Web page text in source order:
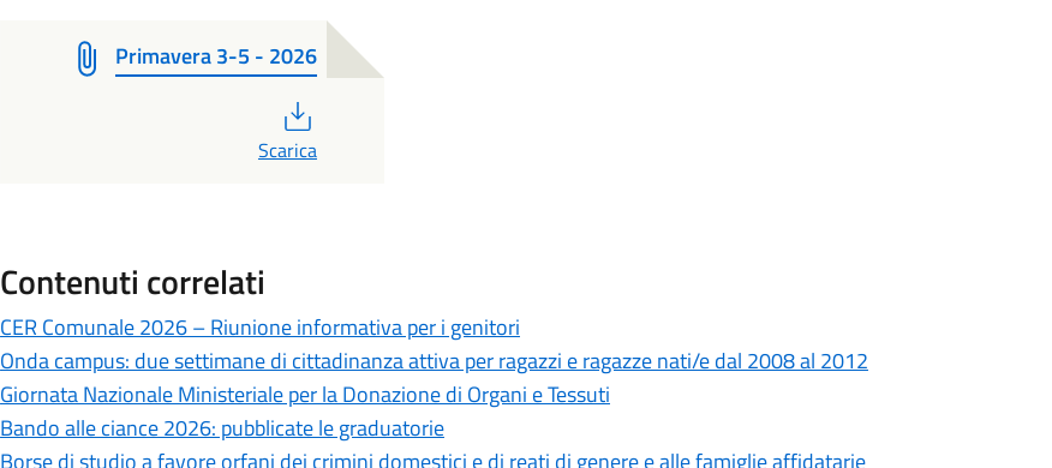
Primavera 3-5 - 2026
Scarica
Contenuti correlati
CER Comunale 2026 – Riunione informativa per i genitori
Onda campus: due settimane di cittadinanza attiva per ragazzi e ragazze nati/e dal 2008 al 2012
Giornata Nazionale Ministeriale per la Donazione di Organi e Tessuti
Bando alle ciance 2026: pubblicate le graduatorie
Borse di studio a favore orfani dei crimini domestici e di reati di genere e alle famiglie affidatarie